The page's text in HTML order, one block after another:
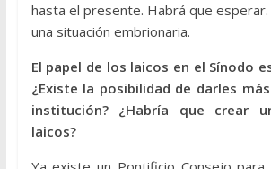
hasta el presente. Habrá que esperar.
una situación embrionaria.
El papel de los laicos en el Sínodo
¿Existe la posibilidad de darles
institución? ¿Habría que crear
laicos?